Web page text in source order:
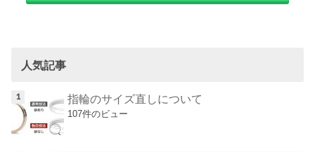
人気記事
指輪のサイズ直しについて
107件のビュー